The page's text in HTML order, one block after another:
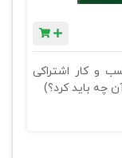
و کار اشتراکی
چه باید کرد؟)